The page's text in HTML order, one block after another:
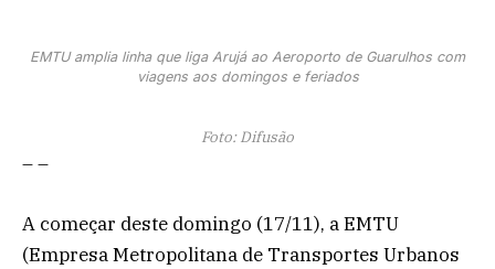
EMTU amplia linha que liga Arujá ao Aeroporto de Guarulhos com
viagens aos domingos e feriados
Foto: Difusão
– –
A começar deste domingo (17/11), a EMTU
(Empresa Metropolitana de Transportes Urbanos